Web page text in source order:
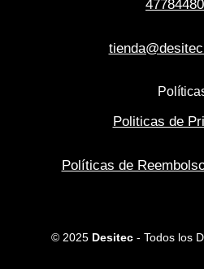
Politicas de
Políticas de
© 2025 Desitec- Todos los